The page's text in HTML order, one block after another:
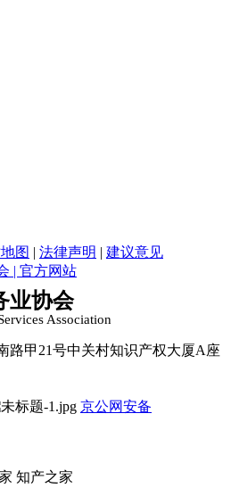
图 法律声明 建议意见
业协会
Association
路甲21号中关村知识产权大厦A座
京公网安备
知产之家